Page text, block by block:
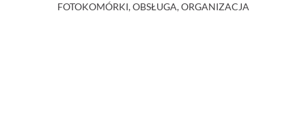
FOTOKOMÓRKI, OBSŁUGA, ORGANIZACJA